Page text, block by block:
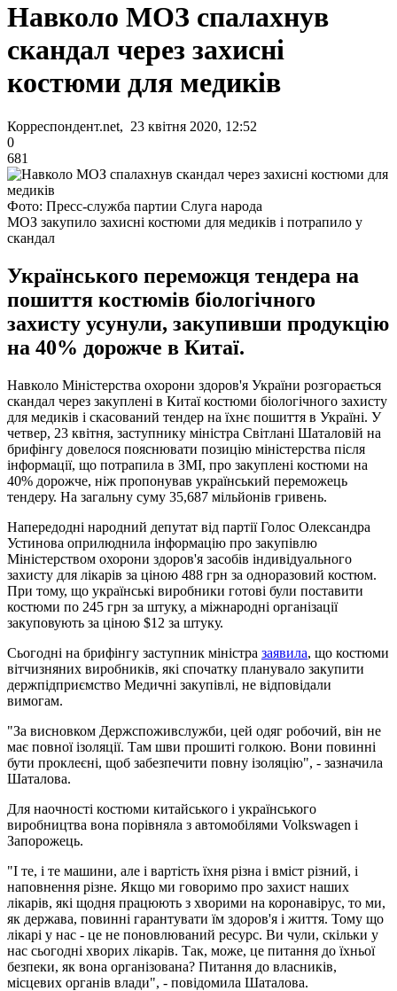
Навколо МОЗ спалахнув
скандал через захисні
костюми для медиків
Корреспондент.net, 23 квітня 2020, 12:52
0
681
Фото: Пресс-служба партии Слуга народа
МОЗ закупило захисні костюми для медиків і потрапило у
скандал
Українського переможця тендера на
пошиття костюмів біологічного
захисту усунули, закупивши продукцію
на 40% дорожче в Китаї.
Навколо Міністерства охорони здоров'я України розгорається
скандал через закуплені в Китаї костюми біологічного захисту
для медиків і скасований тендер на їхнє пошиття в Україні. У
четвер, 23 квітня, заступнику міністра Світлані Шаталовій на
брифінгу довелося пояснювати позицію міністерства після
інформації, що потрапила в ЗМІ, про закуплені костюми на
40% дорожче, ніж пропонував український переможець
тендеру. На загальну суму 35,687 мільйонів гривень.
Напередодні народний депутат від партії Голос Олександра
Устинова оприлюднила інформацію про закупівлю
Міністерством охорони здоров'я засобів індивідуального
захисту для лікарів за ціною 488 грн за одноразовий костюм.
При тому, що українські виробники готові були поставити
костюми по 245 грн за штуку, а міжнародні організації
закуповують за ціною $12 за штуку.
Сьогодні на брифінгу заступник міністра заявила, що костюми
вітчизняних виробників, які спочатку планувало закупити
держпідприємство Медичні закупівлі, не відповідали
вимогам.
"За висновком Держспоживслужби, цей одяг робочий, він не
має повної ізоляції. Там шви прошиті голкою. Вони повинні
бути проклеєні, щоб забезпечити повну ізоляцію", - зазначила
Шаталова.
Для наочності костюми китайського і українського
виробництва вона порівняла з автомобілями Volkswagen і
Запорожець.
"І те, і те машини, але і вартість їхня різна і вміст різний, і
наповнення різне. Якщо ми говоримо про захист наших
лікарів, які щодня працюють з хворими на коронавірус, то ми,
як держава, повинні гарантувати їм здоров'я і життя. Тому що
лікарі у нас - це не поновлюваний ресурс. Ви чули, скільки у
нас сьогодні хворих лікарів. Так, може, це питання до їхньої
безпеки, як вона організована? Питання до власників,
місцевих органів влади", - повідомила Шаталова.